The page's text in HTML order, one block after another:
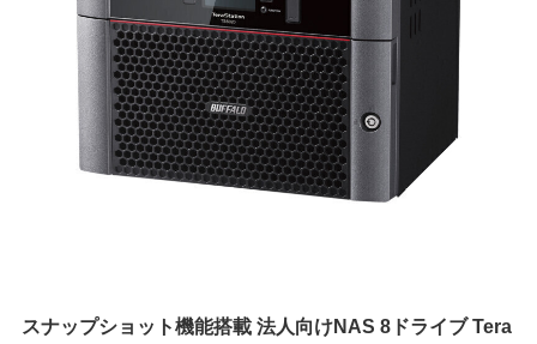
スナップショット機能搭載 法人向けNAS 8ドライブ Tera